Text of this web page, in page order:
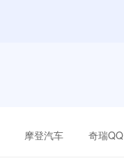
摩登汽车 奇瑞QQ